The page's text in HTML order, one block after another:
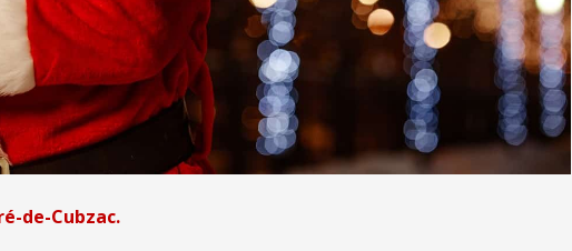
de-Cubzac.